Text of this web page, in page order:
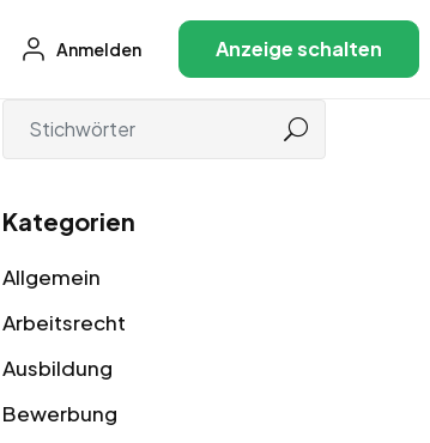
Anmelden Anzeige schalten
Kategorien
Allgemein
Arbeitsrecht
Ausbildung
Bewerbung